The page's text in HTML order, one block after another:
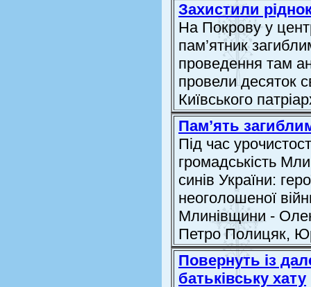
Захистили
На Покрову у
пам’ятник
проведення там
провели десяток
Київського
Пам’ять
Під час
громадськість
синів України:
неоголошеної
Млинівщини -
Петро Полицяк,
Повернуть із
батьківську хату